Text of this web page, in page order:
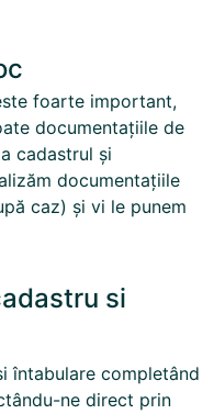
foarte important,
documentațiile de
cadastrul și
documentațiile
caz) și vi le punem
si
întabulare completând
ne direct prin